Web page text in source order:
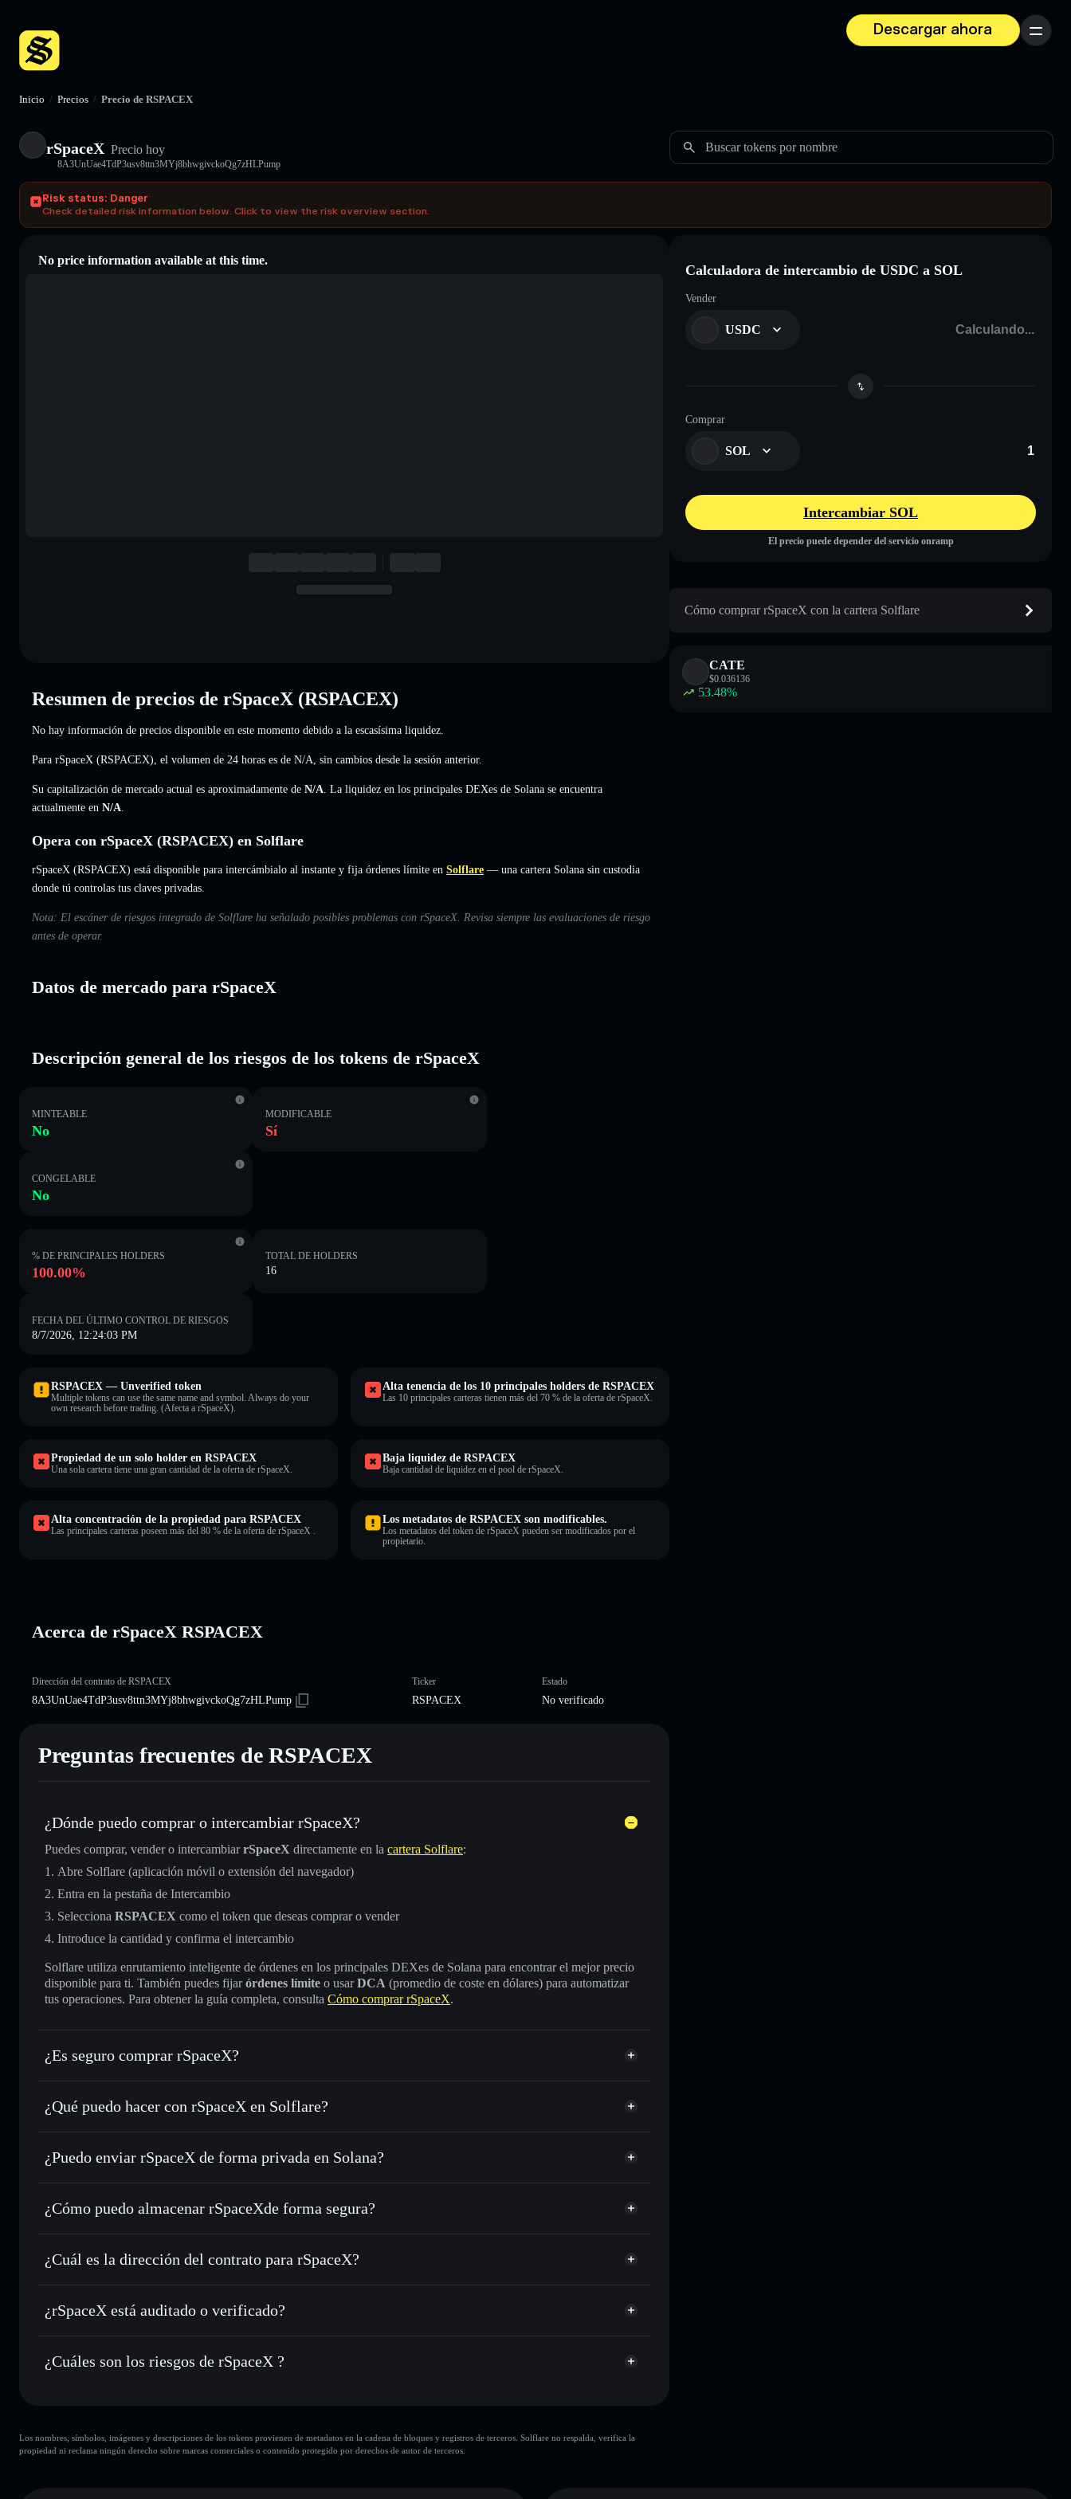
Descargar ahora
Menú
Inicio / Precios / Precio de RSPACEX
rSpaceX Precio hoy
8A3UnUae4TdP3usv8ttn3MYj8bhwgivckoQg7zHLPump
Buscar tokens por nombre
Risk status: Danger
Check detailed risk information below. Click to view the risk overview section.
No price information available at this time.
Resumen de precios de rSpaceX (RSPACEX)
No hay información de precios disponible en este momento debido a la escasísima liquidez.
Para rSpaceX (RSPACEX), el volumen de 24 horas es de N/A sin cambios desde la sesión anterior.
Su capitalización de mercado actual es aproximadamente de N/A . La liquidez en los principales DEXes de Solana se encuentra
actualmente en N/A
Opera con rSpaceX (RSPACEX) en Solflare
rSpaceX (RSPACEX) está disponible para intercámbialo al instante y fija órdenes límite en Solflare — una cartera Solana sin custodia
donde tú controlas tus claves privadas.
Nota: El escáner de riesgos integrado de Solflare ha señalado posibles problemas con rSpaceX. Revisa siempre las evaluaciones de riesgo
antes de operar.
Datos de mercado para rSpaceX
Descripción general de los riesgos de los tokens de rSpaceX
MINTEABLE
No
MODIFICABLE
Sí
CONGELABLE
No
% DE PRINCIPALES HOLDERS
100.00%
TOTAL DE HOLDERS
16
FECHA DEL ÚLTIMO CONTROL DE RIESGOS
8/7/2026, 12:24:03 PM
RSPACEX — Unverified token
Multiple tokens can use the same name and symbol. Always do your
own research before trading. (Afecta a rSpaceX).
Alta tenencia de los 10 principales holders de RSPACEX
Las 10 principales carteras tienen más del 70 % de la oferta de rSpaceX.
Propiedad de un solo holder en RSPACEX
Una sola cartera tiene una gran cantidad de la oferta de rSpaceX.
Baja liquidez de RSPACEX
Baja cantidad de liquidez en el pool de rSpaceX.
Alta concentración de la propiedad para RSPACEX
Las principales carteras poseen más del 80 % de la oferta de rSpaceX .
Los metadatos de RSPACEX son modificables.
Los metadatos del token de rSpaceX pueden ser modificados por el
propietario.
Acerca de rSpaceX RSPACEX
Dirección del contrato de RSPACEX
8A3UnUae4TdP3usv8ttn3MYj8bhwgivckoQg7zHLPump
Ticker
RSPACEX
Estado
No verificado
Preguntas frecuentes de RSPACEX
¿Dónde puedo comprar o intercambiar rSpaceX?
Puedes comprar, vender o intercambiarrSpaceX directamente en la cartera Solflare:
Abre Solflare (aplicación móvil o extensión del navegador)
Entra en la pestaña de Intercambio
Selecciona RSPACEX como el token que deseas comprar o vender
Introduce la cantidad y confirma el intercambio
Solflare utiliza enrutamiento inteligente de órdenes en los principales DEXes de Solana para encontrar el mejor precio
disponible para ti. También puedes fijarórdenes límite o usarDCA (promedio de coste en dólares) para automatizar
tus operaciones. Para obtener la guía completa, consulta Cómo comprar rSpaceX.
¿Es seguro comprar rSpaceX?
rSpaceX no está verificado
¿Qué puedo hacer con rSpaceX en Solflare?
rSpaceX
cartera de Solflare
Intercambiar al instante: operar con RSPACEX para SOL, USDC o miles de otros tokens de Solana con
Utilizar DCA: promedio de coste en dólares en RSPACEX a lo largo del tiempo
Enviar de forma privada: transferir RSPACEX sin vincular públicamente las carteras usando el agregador de
privacidad integrado de Solflare
Holdear de forma segura: almacenar RSPACEX en una cartera sin custodia donde tú controla tus claves privadas
¿Puedo enviar rSpaceX de forma privada en Solana?
agregador de privacidad
¿Cómo puedo almacenar rSpaceXde forma segura?
rSpaceX cartera sin custodia Solflare
¿Cuál es la dirección del contrato para rSpaceX?
rSpaceX
8A3UnUae4TdP3usv8ttn3MYj8bhwgivckoQg7zHLPump
Solflare
¿rSpaceX está auditado o verificado?
rSpaceX no está verificado actualmente
¿Cuáles son los riesgos de rSpaceX ?
carteras
rSpaceX
sola cartera
Los nombres, símbolos, imágenes y descripciones de los tokens provienen de metadatos en la cadena de bloques y registros de terceros. Solflare no respalda, verifica la
propiedad ni reclama ningún derecho sobre marcas comerciales o contenido protegido por derechos de autor de terceros.
Calculadora de intercambio de USDC a SOL
Vender
USDC
Comprar
SOL
Intercambiar SOL
El precio puede depender del servicio onramp
Cómo comprar rSpaceX con la cartera Solflare
CATE
$0.036136
53.48%